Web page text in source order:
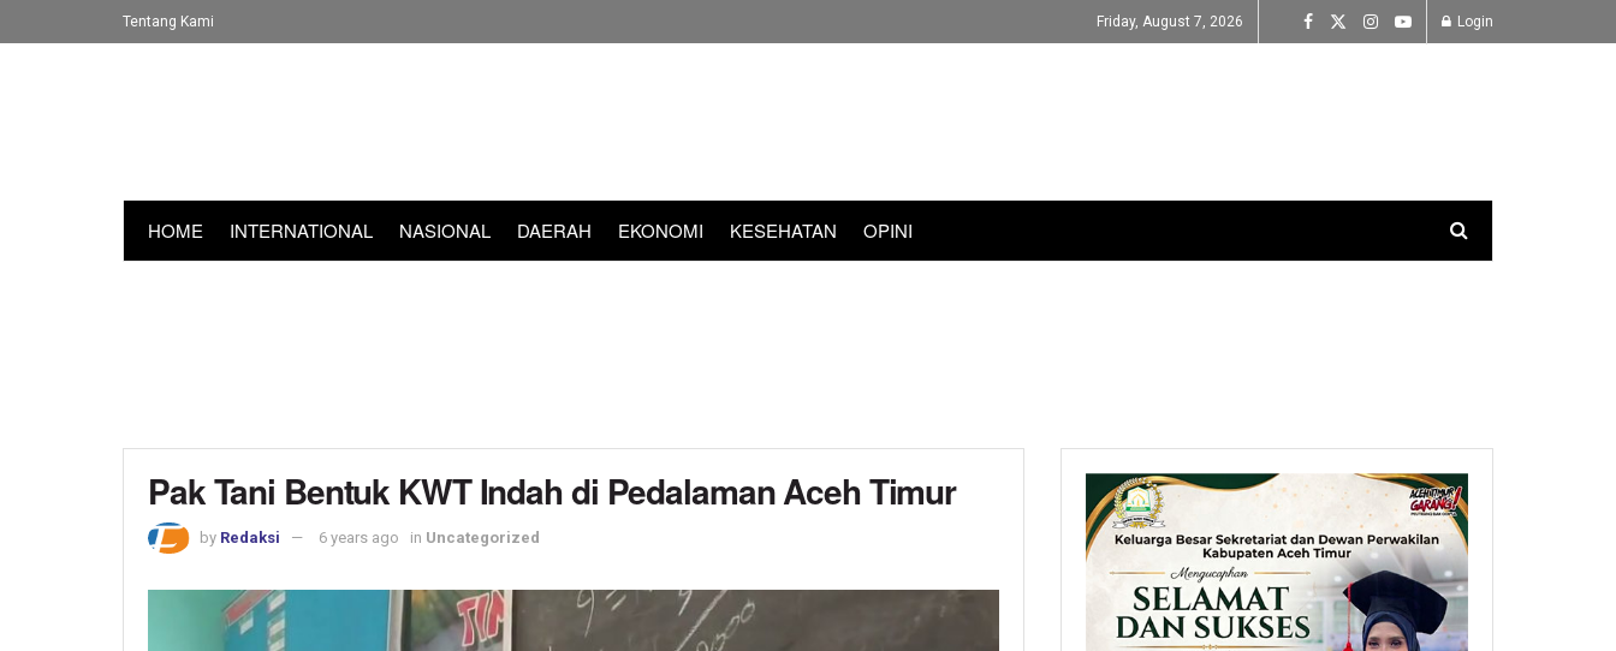
Tentang Kami Friday, August 7, 2026 Login
HOME INTERNATIONAL NASIONAL DAERAH EKONOMI KESEHATAN OPINI
Pak Tani Bentuk KWT Indah di Pedalaman Aceh Timur
by Redaksi 6 years ago in Uncategorized